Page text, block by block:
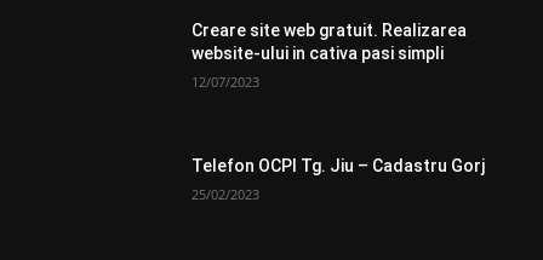
Creare site web gratuit. Realizarea
website-ului in cativa pasi simpli
12/07/2023
Telefon OCPI Tg. Jiu – Cadastru Gorj
25/02/2023